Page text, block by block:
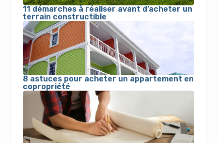
11 démarches à réaliser avant d’acheter un
terrain constructible
8 astuces pour acheter un appartement en
copropriété